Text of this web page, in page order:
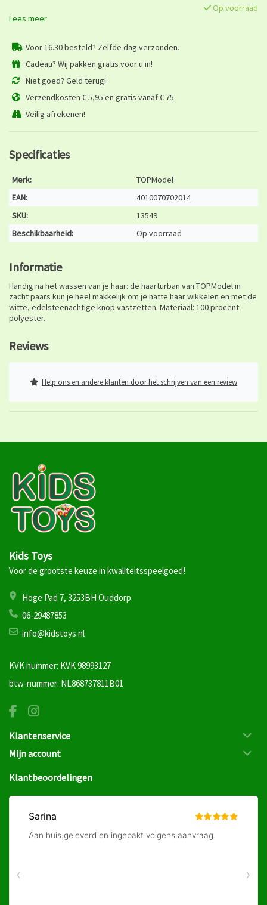
Op voorraad
Lees meer
Voor 16.30 besteld? Zelfde dag verzonden.
Cadeau? Wij pakken gratis voor u in!
Niet goed? Geld terug!
Verzendkosten € 5,95 en gratis vanaf € 75
Veilig afrekenen!
Specificaties
Merk:
TOPModel
EAN:
4010070702014
SKU:
13549
Beschikbaarheid:
Op voorraad
Informatie
Handig na het wassen van je haar: de haarturban van TOPModel in
zacht paars kun je heel makkelijk om je natte haar wikkelen en met de
witte, edelsteenachtige knop vastzetten. Materiaal: 100 procent
polyester.
Reviews
Help ons en andere klanten door het schrijven van een review
Kids Toys
Voor de grootste keuze in kwaliteitsspeelgoed!
Hoge Pad 7, 3253BH Ouddorp
06-29487853
info@kidstoys.nl
KVK nummer: KVK 98993127
btw-nummer: NL868737811B01
Klantenservice
Mijn account
Klantbeoordelingen